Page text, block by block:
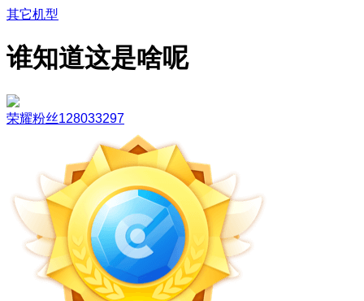
其它机型
谁知道这是啥呢
荣耀粉丝128033297